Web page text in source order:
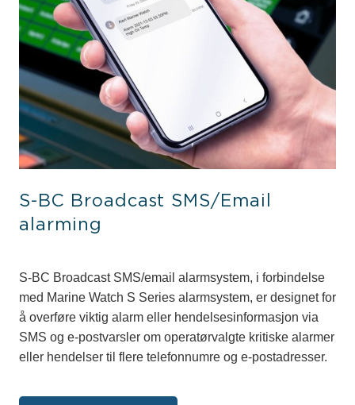
S-BC Broadcast SMS/Email
alarming
S-BC Broadcast SMS/email alarmsystem, i forbindelse
med Marine Watch S Series alarmsystem, er designet for
å overføre viktig alarm eller hendelsesinformasjon via
SMS og e-postvarsler om operatørvalgte kritiske alarmer
eller hendelser til flere telefonnumre og e-postadresser.